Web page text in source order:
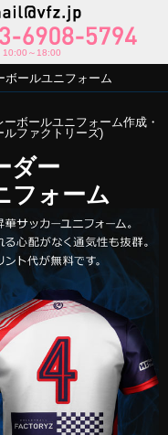
10:00～18:00
ールユニフォーム
ボールユニフォーム作成・
ルファクトリーズ)
ダー
フォーム